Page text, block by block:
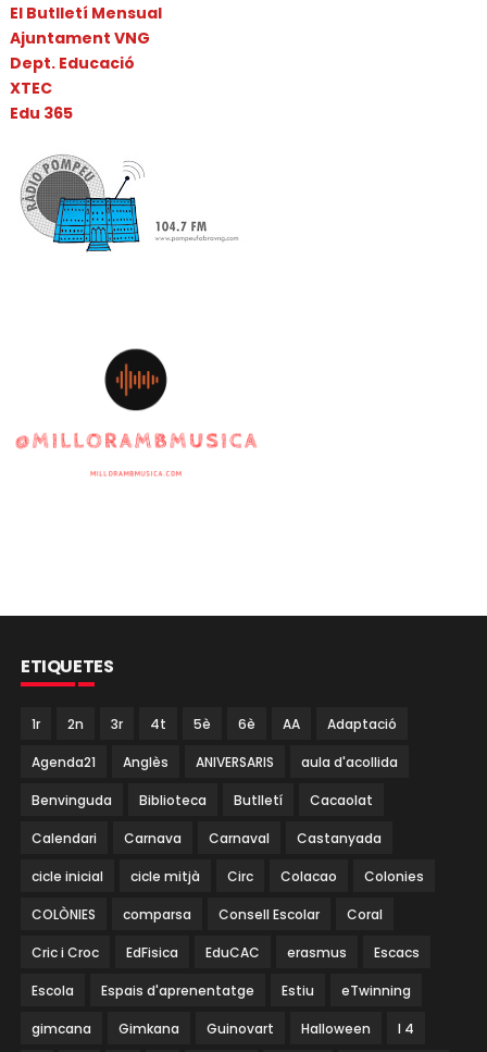
El Butlletí Mensual
Ajuntament VNG
Dept. Educació
XTEC
Edu 365
ETIQUETES
1r 2n 3r 4t 5è 6è AA Adaptació
Agenda21 Anglès ANIVERSARIS aula d'acollida
Benvinguda Biblioteca Butlletí Cacaolat
Calendari Carnava Carnaval Castanyada
cicle inicial cicle mitjà Circ Colacao Colonies
COLÒNIES comparsa Consell Escolar Coral
Cric i Croc EdFisica EduCAC erasmus Escacs
Escola Espais d'aprenentatge Estiu eTwinning
gimcana Gimkana Guinovart Halloween I 4